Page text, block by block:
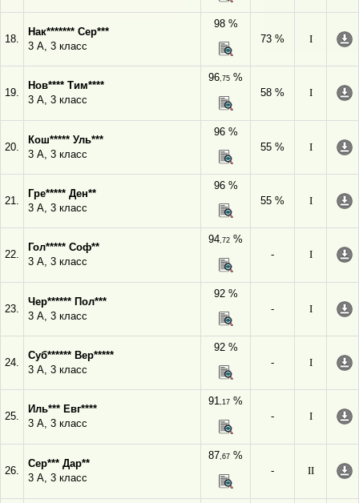
18.
Нак******* Сер***
3 А, 3 класс
98 %
73 %
I
19.
Нов**** Тим****
3 А, 3 класс
96,75 %
58 %
I
20.
Кош***** Уль***
3 А, 3 класс
96 %
55 %
I
21.
Гре***** Ден**
3 А, 3 класс
96 %
55 %
I
22.
Гол***** Соф**
3 А, 3 класс
94,72 %
-
I
23.
Чер****** Пол***
3 А, 3 класс
92 %
-
I
24.
Суб****** Вер*****
3 А, 3 класс
92 %
-
I
25.
Иль*** Евг****
3 А, 3 класс
91,17 %
-
I
26.
Сер*** Дар**
3 А, 3 класс
87,67 %
-
II